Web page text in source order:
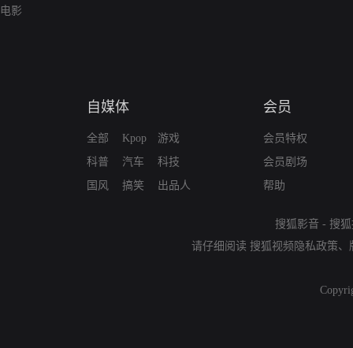
电影
自媒体
全部
科普
国风
Kpop
汽车
搞笑
游戏
科技
出品人
会员
会员特权
会员剧场
帮助
搜狐影音 - 搜
请仔细阅读 搜狐视频隐私政策、